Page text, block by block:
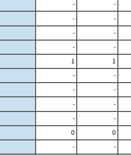
- -
- -
- -
- -
1 1
- -
- -
- -
- -
0 0
- -